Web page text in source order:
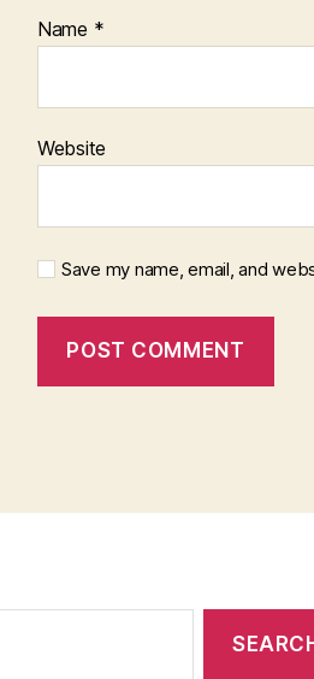
Name *
Website
Save my name, email, and